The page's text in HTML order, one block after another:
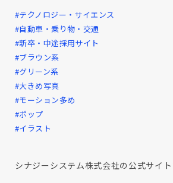
#テクノロジー・サイエンス
#自動車・乗り物・交通
#新卒・中途採用サイト
#ブラウン系
#グリーン系
#大きめ写真
#モーション多め
#ポップ
#イラスト
シナジーシステム株式会社の公式サイト